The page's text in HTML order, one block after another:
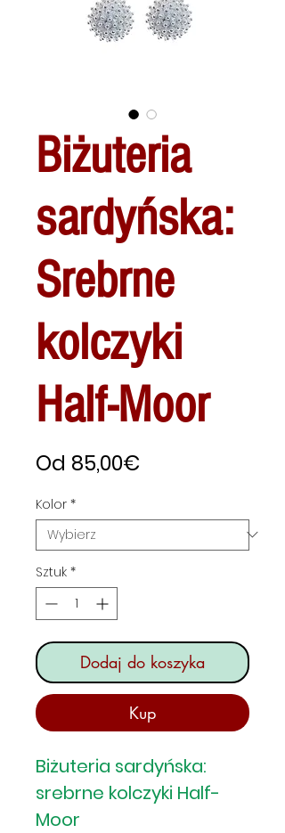
Biżuteria
sardyńska:
Srebrne
kolczyki
Half-Moor
Od 85,00€
Kolor *
Sztuk *
Dodaj do koszyka
Kup
Biżuteria sardyńska:
srebrne kolczyki Half-
Moor